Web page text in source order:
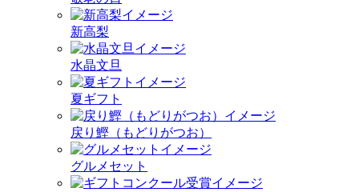
新高梨
水晶文旦
夏ギフト
戻り鰹（もどりがつお）
グルメセット